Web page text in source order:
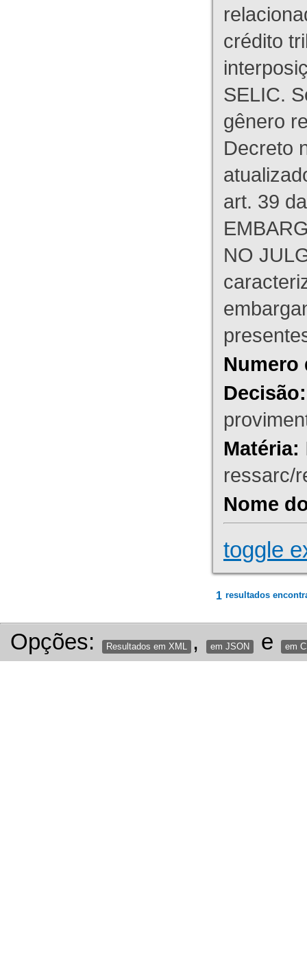
crédito
SELIC.
gênero
Decreto
art. 39
NO
Numero
Decisão:
Matéria:
ressarc/
Nome
toggle
1 resultados
Opções: Resultados em XML , em JSON e em